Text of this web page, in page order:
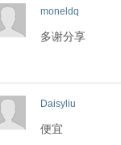
moneldq
多谢分享
Daisyliu
便宜